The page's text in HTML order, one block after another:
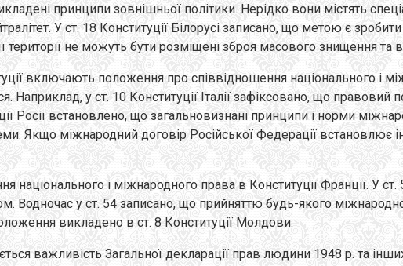
принципи зовнішньої політики. Нерідко вони містять
У ст. 18 Конституції Білорусі записано, що метою є
території не можуть бути розміщені зброя масового знищення
включають положення про співвідношення національного і
у ст. 10 Конституції Італії зафіксовано, що
Росії встановлено, що загальновизнані принципи і норми
Якщо міжнародний договір Російської Федерації встановлює
національного і міжнародного права в Конституції Франції. У
Водночас у ст. 54 записано, що прийняттю будь-якого
викладено в ст. 8 Конституції Молдови.
важливість Загальної декларації прав людини 1948 р. та